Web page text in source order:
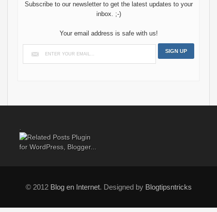
Subscribe to our newsletter to get the latest updates to your
inbox. ;-)
Your email address is safe with us!
© 2012 Blog en Internet. Designed by Blogtipsntricks